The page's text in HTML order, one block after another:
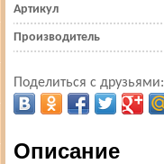
Артикул
Производитель
Поделиться с друзьями:
Описание